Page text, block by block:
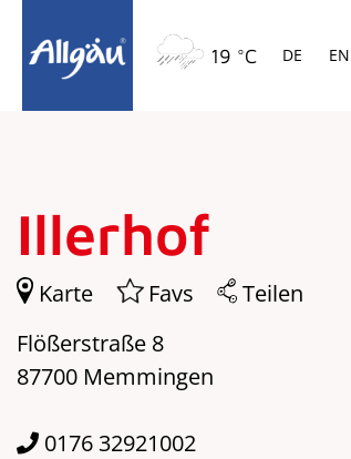
Springe zur Navigation
Springe zum Hauptinhalt
19 °C DE EN
Illerhof
Karte Favs
Teilen
Flößerstraße 8
87700 Memmingen
0176 32921002